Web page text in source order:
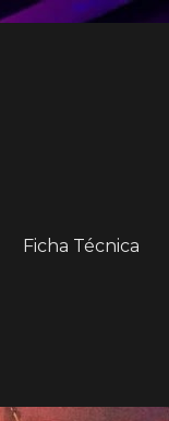
Ficha Técnica